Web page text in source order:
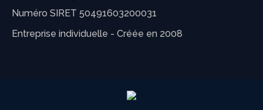
Numéro SIRET 50491603200031
Entreprise individuelle - Créée en 2008